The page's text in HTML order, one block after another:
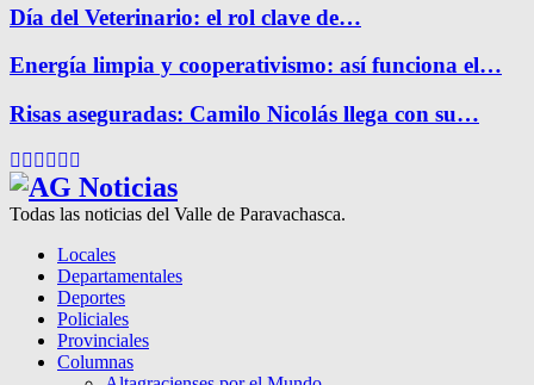
Día del Veterinario: el rol clave de…
Energía limpia y cooperativismo: así funciona el…
Risas aseguradas: Camilo Nicolás llega con su…
Facebook
Twitter
Instagram
Pinterest
Google
Todas las noticias del Valle de Paravachasca.
Locales
Departamentales
Deportes
Policiales
Provinciales
Columnas